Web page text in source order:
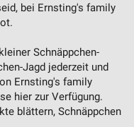
bei Ernsting's family
Schnäppchen-
Jagd jederzeit und
Ernsting's family
hier zur Verfügung.
blättern, Schnäppchen